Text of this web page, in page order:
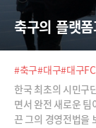
축구의 플랫
#축구#대구#대구FC
한국 최초의 시민구
면서 완전 새로운 팀
끈 그의 경영전법을